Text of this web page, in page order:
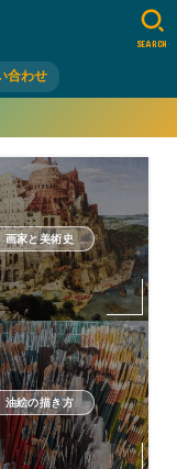
合わせ
SEARCH
画家と美術史
油絵の描き方